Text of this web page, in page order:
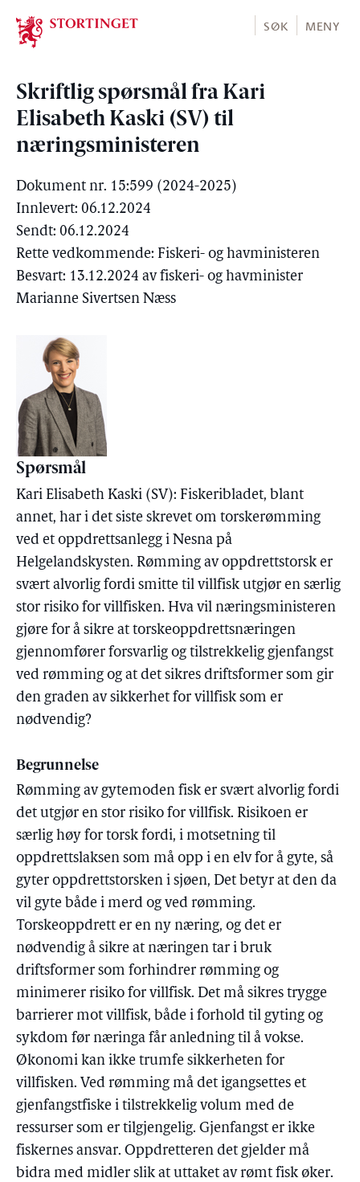
Stortinget.no
SØK MENY
Skriftlig spørsmål fra Kari
Elisabeth Kaski (SV) til
næringsministeren
Dokument nr. 15:599 (2024-2025)
Innlevert: 06.12.2024
Sendt: 06.12.2024
Rette vedkommende: Fiskeri- og havministeren
Besvart: 13.12.2024 av fiskeri- og havminister
Marianne Sivertsen Næss
Spørsmål
Kari Elisabeth Kaski (SV): Fiskeribladet, blant
annet, har i det siste skrevet om torskerømming
ved et oppdrettsanlegg i Nesna på
Helgelandskysten. Rømming av oppdrettstorsk er
svært alvorlig fordi smitte til villfisk utgjør en særlig
stor risiko for villfisken. Hva vil næringsministeren
gjøre for å sikre at torskeoppdrettsnæringen
gjennomfører forsvarlig og tilstrekkelig gjenfangst
ved rømming og at det sikres driftsformer som gir
den graden av sikkerhet for villfisk som er
nødvendig?
Begrunnelse
Rømming av gytemoden fisk er svært alvorlig fordi
det utgjør en stor risiko for villfisk. Risikoen er
særlig høy for torsk fordi, i motsetning til
oppdrettslaksen som må opp i en elv for å gyte, så
gyter oppdrettstorsken i sjøen, Det betyr at den da
vil gyte både i merd og ved rømming.
Torskeoppdrett er en ny næring, og det er
nødvendig å sikre at næringen tar i bruk
driftsformer som forhindrer rømming og
minimerer risiko for villfisk. Det må sikres trygge
barrierer mot villfisk, både i forhold til gyting og
sykdom før næringa får anledning til å vokse.
Økonomi kan ikke trumfe sikkerheten for
villfisken. Ved rømming må det igangsettes et
gjenfangstfiske i tilstrekkelig volum med de
ressurser som er tilgjengelig. Gjenfangst er ikke
fiskernes ansvar. Oppdretteren det gjelder må
bidra med midler slik at uttaket av rømt fisk øker.